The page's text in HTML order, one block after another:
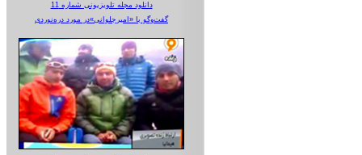
دانلود مجله تلویزیونی شماره 11
گفت‌وگو با «امیرجلوانی»در مورد دره‌نوردی